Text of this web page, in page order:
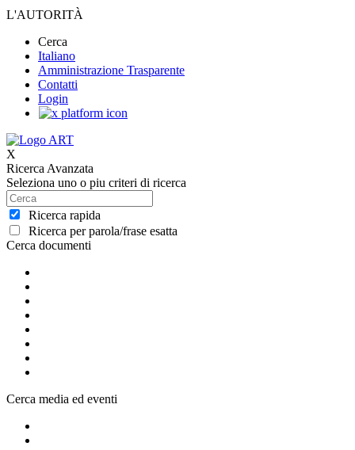
L'AUTORITÀ
Cerca
Italiano
Amministrazione Trasparente
Contatti
Login
X
Ricerca Avanzata
Seleziona uno o piu criteri di ricerca
Ricerca rapida
Ricerca per parola/frase esatta
Cerca documenti
Cerca media ed eventi